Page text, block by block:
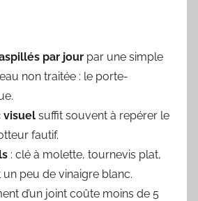
par jour par une simple
non traitée : le porte-
visuel suffit souvent à repérer le
fautif.
: clé à molette, tournevis plat,
un peu de vinaigre blanc.
d’un joint coûte moins de 5